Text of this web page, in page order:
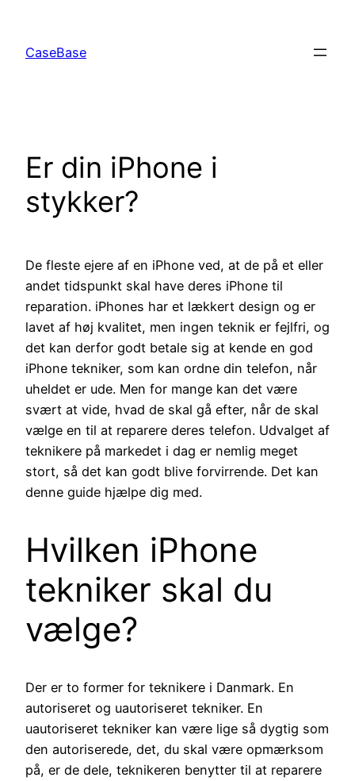
indhold
CaseBase
Er din iPhone i
stykker?
De fleste ejere af en iPhone ved, at de på et eller
andet tidspunkt skal have deres iPhone til
reparation. iPhones har et lækkert design og er
lavet af høj kvalitet, men ingen teknik er fejlfri, og
det kan derfor godt betale sig at kende en god
iPhone tekniker, som kan ordne din telefon, når
uheldet er ude. Men for mange kan det være
svært at vide, hvad de skal gå efter, når de skal
vælge en til at reparere deres telefon. Udvalget af
teknikere på markedet i dag er nemlig meget
stort, så det kan godt blive forvirrende. Det kan
denne guide hjælpe dig med.
Hvilken iPhone
tekniker skal du
vælge?
Der er to former for teknikere i Danmark. En
autoriseret og uautoriseret tekniker. En
uautoriseret tekniker kan være lige så dygtig som
den autoriserede, det, du skal være opmærksom
på, er de dele, teknikeren benytter til at reparere